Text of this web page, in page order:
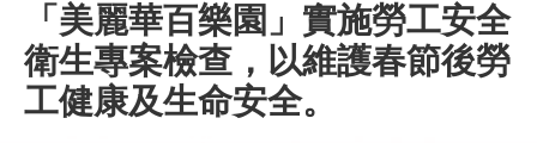
公
告
資
訊
「美麗華百樂園」實施勞工安全
衛生專案檢查，以維護春節後勞
工健康及生命安全。